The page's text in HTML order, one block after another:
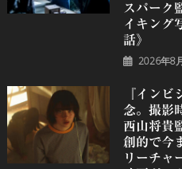
スパーク
イキング
話》
2026年8
『インビ
念。撮影
⻄⼭将貴
創的で今
リーチャ